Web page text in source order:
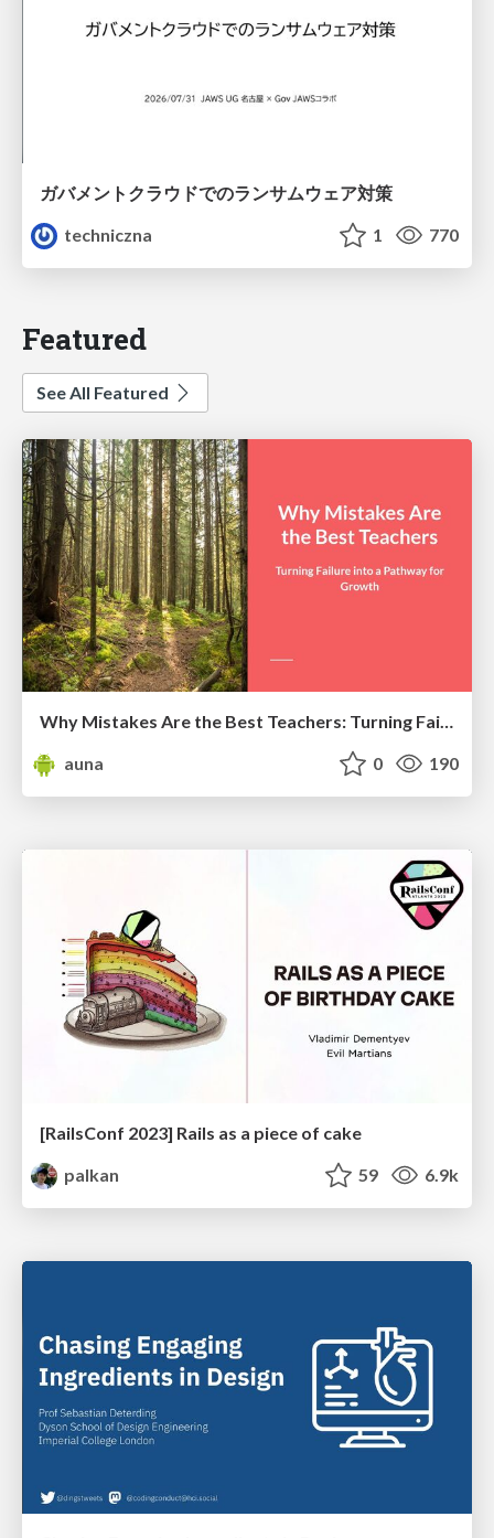
ガバメントクラウドでのランサムウェア対策
techniczna
1 770
Featured
See All Featured
Why Mistakes Are the Best Teachers: Turning Failure into a Pathway for Growth
auna
0 190
[RailsConf 2023] Rails as a piece of cake
palkan
59 6.9k